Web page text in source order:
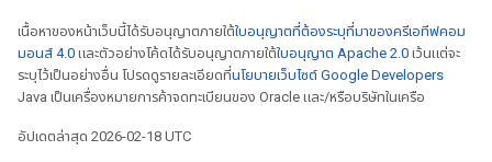
เนื้อหาของหน้าเว็บนี้ได้รับอนุญาตภายใต้ใบอนุญาตที่ต้องระบุที่มาของครีเอทีฟคอม
มอนส์ 4.0 และตัวอย่างโค้ดได้รับอนุญาตภายใต้ใบอนุญาต Apache 2.0 เว้นแต่จะ
ระบุไว้เป็นอย่างอื่น โปรดดูรายละเอียดที่นโยบายเว็บไซต์ Google Developers
Java เป็นเครื่องหมายการค้าจดทะเบียนของ Oracle และ/หรือบริษัทในเครือ
อัปเดตล่าสุด 2026-02-18 UTC